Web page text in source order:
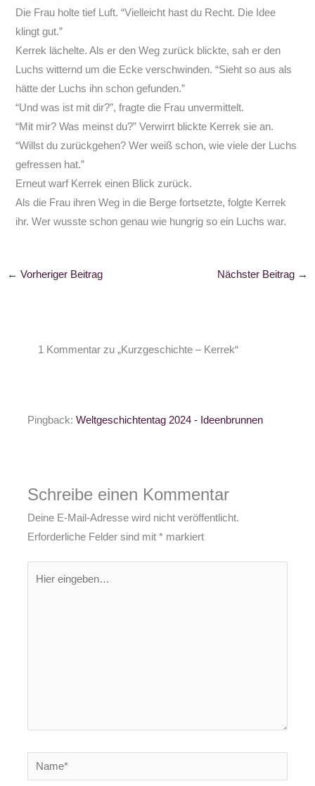
Die Frau holte tief Luft. “Vielleicht hast du Recht. Die Idee
klingt gut.”
Kerrek lächelte. Als er den Weg zurück blickte, sah er den
Luchs witternd um die Ecke verschwinden. “Sieht so aus als
hätte der Luchs ihn schon gefunden.”
“Und was ist mit dir?”, fragte die Frau unvermittelt.
“Mit mir? Was meinst du?” Verwirrt blickte Kerrek sie an.
“Willst du zurückgehen? Wer weiß schon, wie viele der Luchs
gefressen hat.”
Erneut warf Kerrek einen Blick zurück.
Als die Frau ihren Weg in die Berge fortsetzte, folgte Kerrek
ihr. Wer wusste schon genau wie hungrig so ein Luchs war.
← Vorheriger Beitrag Nächster Beitrag →
1 Kommentar zu „Kurzgeschichte – Kerrek“
Pingback:Weltgeschichtentag 2024 - Ideenbrunnen
Schreibe einen Kommentar
Deine E-Mail-Adresse wird nicht veröffentlicht.
Erforderliche Felder sind mit* markiert
Name*